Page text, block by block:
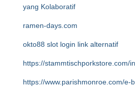
yang Kolaboratif
ramen-days.com
okto88 slot login link alternatif
https://stammtischporkstore.com/
https://www.parishmonroe.com/e-